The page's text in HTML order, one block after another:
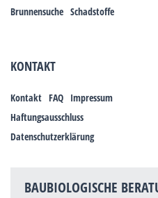
Brunnensuche Schadstoffe
KONTAKT
Kontakt FAQ Impressum
Haftungsausschluss
Datenschutzerklärung
BAUBIOLOGISCHE